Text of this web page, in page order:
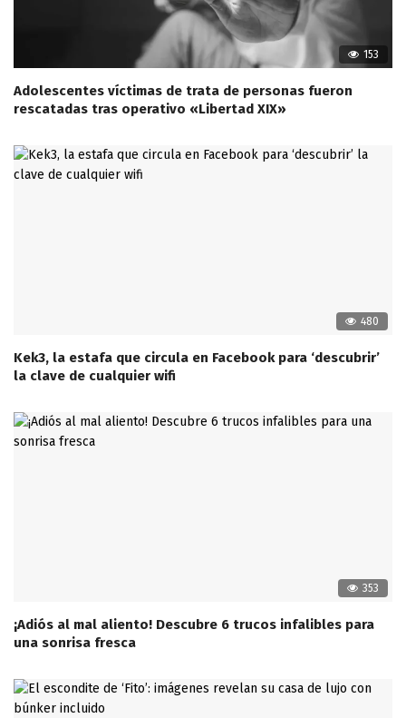
153
Adolescentes víctimas de trata de personas fueron
rescatadas tras operativo «Libertad XIX»
480
Kek3, la estafa que circula en Facebook para ‘descubrir’
la clave de cualquier wifi
353
¡Adiós al mal aliento! Descubre 6 trucos infalibles para
una sonrisa fresca